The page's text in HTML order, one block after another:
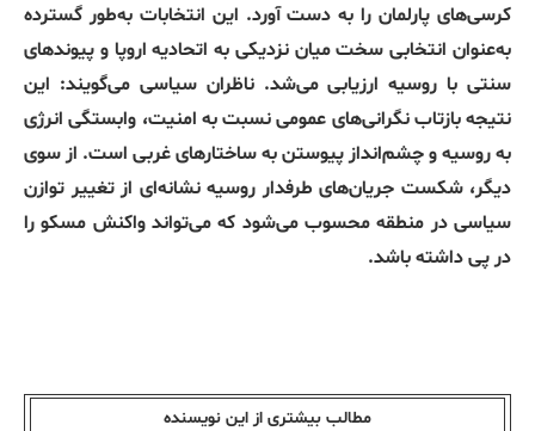
کرسی‌های پارلمان را به دست آورد. این انتخابات به‌طور گسترده
به‌عنوان انتخابی سخت میان نزدیکی به اتحادیه اروپا و پیوندهای
سنتی با روسیه ارزیابی می‌شد. ناظران سیاسی می‌گویند: این
نتیجه بازتاب نگرانی‌های عمومی نسبت به امنیت، وابستگی انرژی
به روسیه و چشم‌انداز پیوستن به ساختارهای غربی است. از سوی
دیگر، شکست جریان‌های طرفدار روسیه نشانه‌ای از تغییر توازن
سیاسی در منطقه محسوب می‌شود که می‌تواند واکنش مسکو را
در پی داشته باشد.
مطالب بیشتری از این نویسندە